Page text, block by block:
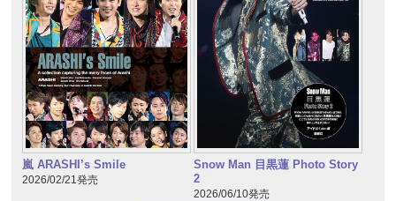
嵐 ARASHI’s Smile
2026/02/21発売
Snow Man 目黒蓮 Photo Story
2
2026/06/10発売